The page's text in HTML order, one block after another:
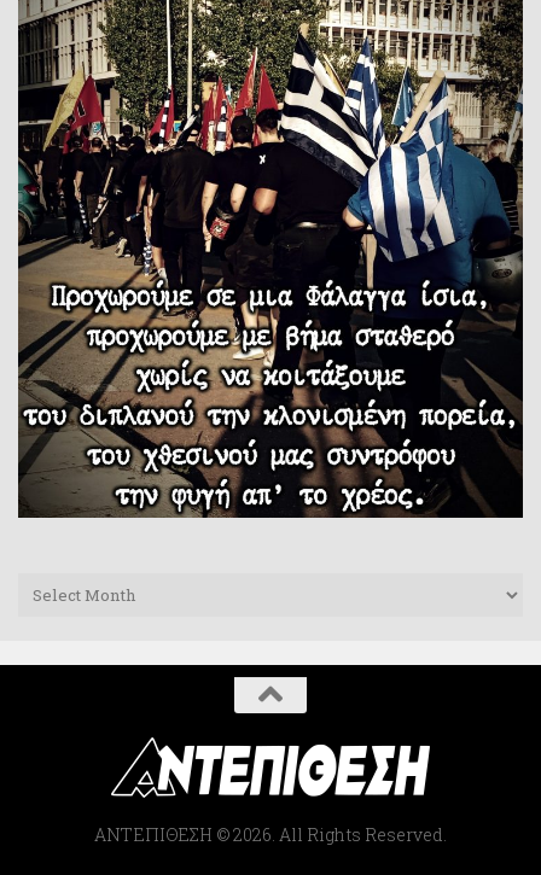
Archives
ΑΝΤΕΠΙΘΕΣΗ © 2026. All Rights Reserved.